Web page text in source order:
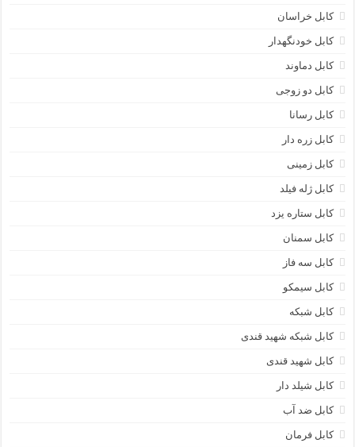
کابل خراسان
کابل خودنگهدار
کابل دماوند
کابل دو زوجی
کابل رسانا
کابل زره دار
کابل زمینی
کابل ژله فیلد
کابل ستاره یزد
کابل سمنان
کابل سه فاز
کابل سیمکو
کابل شبکه
کابل شبکه شهید قندی
کابل شهید قندی
کابل شیلد دار
کابل ضد آب
کابل فرمان